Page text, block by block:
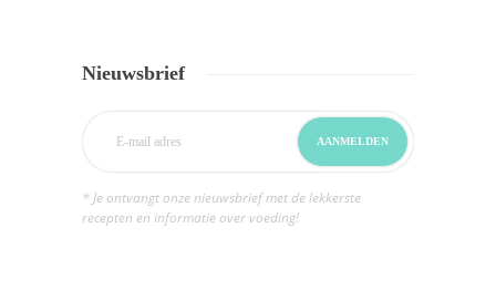
Nieuwsbrief
* Je ontvangt onze nieuwsbrief met de lekkerste
recepten en informatie over voeding!